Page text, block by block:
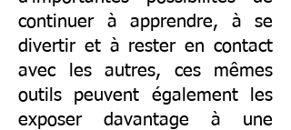
continuer à apprendre, à se
divertir et à rester en contact
avec les autres, ces mêmes
outils peuvent également les
exposer davantage à une